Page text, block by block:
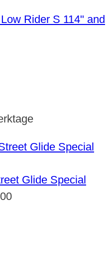
Rider S 114" and
Glide Special